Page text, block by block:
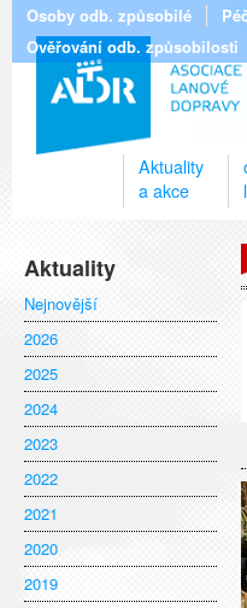
Osoby odb. způsobilé
Ověřování odb. způsobilosti
Aktuality
a akce
Aktuality
Nejnovější
2026
2025
2024
2023
2022
2021
2020
2019